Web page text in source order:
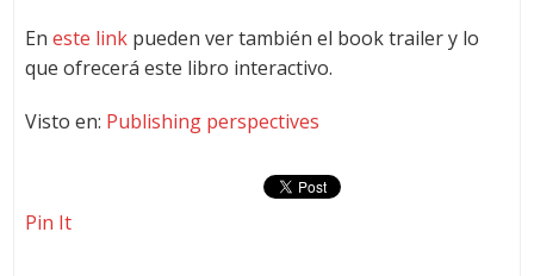
En este linkpueden ver también el book trailer y lo
que ofrecerá este libro interactivo.
Visto en: Publishing perspectives
Pin It